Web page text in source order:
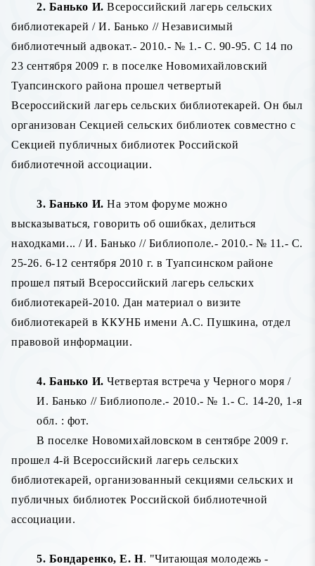
2. Банько И. Всероссийский лагерь сельских
библиотекарей / И. Банько // Независимый
библиотечный адвокат.- 2010.- № 1.- С. 90-95. С 14 по
23 сентября 2009 г. в поселке Новомихайловский
Туапсинского района прошел четвертый
Всероссийский лагерь сельских библиотекарей. Он был
организован Секцией сельских библиотек совместно с
Секцией публичных библиотек Российской
библиотечной ассоциации.
3. Банько И. На этом форуме можно
высказываться, говорить об ошибках, делиться
находками... / И. Банько // Библиополе.- 2010.- № 11.- С.
25-26. 6-12 сентября 2010 г. в Туапсинском районе
прошел пятый Всероссийский лагерь сельских
библиотекарей-2010. Дан материал о визите
библиотекарей в ККУНБ имени А.С. Пушкина, отдел
правовой информации.
4. Банько И. Четвертая встреча у Черного моря /
И. Банько // Библиополе.- 2010.- № 1.- С. 14-20, 1-я
обл. : фот.
В поселке Новомихайловском в сентябре 2009 г.
прошел 4-й Всероссийский лагерь сельских
библиотекарей, организованный секциями сельских и
публичных библиотек Российской библиотечной
ассоциации.
5. Бондаренко, Е. Н. "Читающая молодежь -